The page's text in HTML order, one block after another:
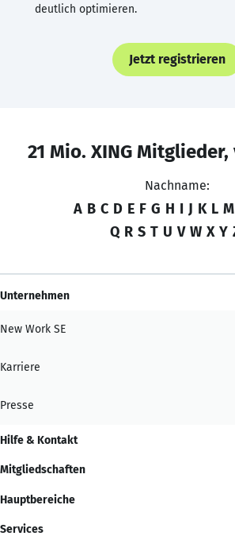
deutlich optimieren.
Jetzt registrieren
21 Mio. XING
Nachname:
A B C D E F G H I J K L M
Q R S T U V W X Y
Unternehmen
New Work SE
Karriere
Presse
Hilfe & Kontakt
Mitgliedschaften
Hauptbereiche
Services